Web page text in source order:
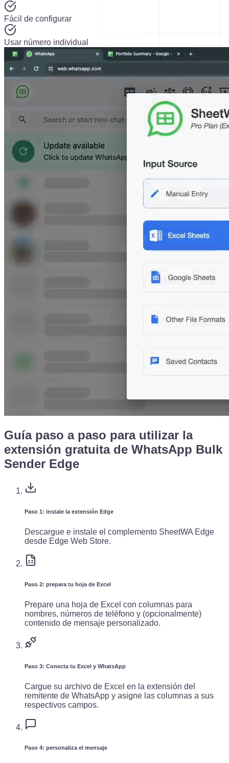
Fácil de configurar
Usar número individual
Guía paso a paso para utilizar la
extensión gratuita de WhatsApp Bulk
Sender Edge
Paso 1: instale la extensión Edge
Descargue e instale el complemento SheetWA Edge
desde Edge Web Store.
Paso 2: prepara tu hoja de Excel
Prepare una hoja de Excel con columnas para
nombres, números de teléfono y (opcionalmente)
contenido de mensaje personalizado.
Paso 3: Conecta tu Excel y WhatsApp
Cargue su archivo de Excel en la extensión del
remitente de WhatsApp y asigne las columnas a sus
respectivos campos.
Paso 4: personaliza el mensaje